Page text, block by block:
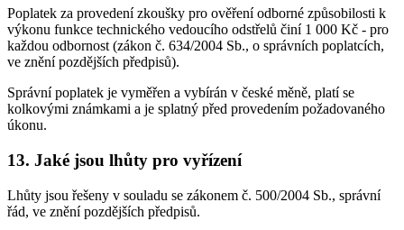
Poplatek za provedení zkoušky pro ověření odborné způsobilosti k
výkonu funkce technického vedoucího odstřelů činí 1 000 Kč - pro
každou odbornost (zákon č. 634/2004 Sb., o správních poplatcích,
ve znění pozdějších předpisů).
Správní poplatek je vyměřen a vybírán v české měně, platí se
kolkovými známkami a je splatný před provedením požadovaného
úkonu.
13. Jaké jsou lhůty pro vyřízení
Lhůty jsou řešeny v souladu se zákonem č. 500/2004 Sb., správní
řád, ve znění pozdějších předpisů.